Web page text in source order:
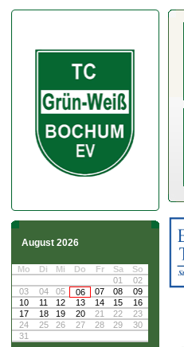
August 2026
Mo Di Mi Do Fr Sa
So
01
02
03
04 05 06 07 08
09
10
11 12 13 14 15
16
17
18 19 20 21 22
23
24
25 26 27 28 29
30
31